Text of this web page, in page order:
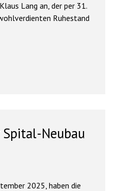
Lang an, der per 31.
Ruhestand
Neubau
2025, haben die